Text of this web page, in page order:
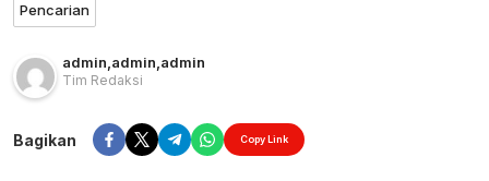
Pencarian
admin admin admin
Tim Redaksi
Bagikan Copy Link